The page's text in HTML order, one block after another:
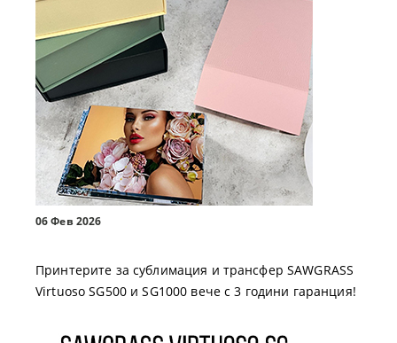
06 Фев 2026
Принтерите за сублимация и трансфер SAWGRASS
Virtuoso SG500 и SG1000 вече с 3 години гаранция!